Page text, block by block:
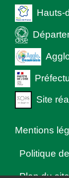
Hauts-
Site
Mentions
Politique